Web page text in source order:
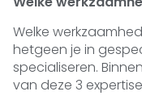
Welke
hetgeen je in
specialiseren.
van deze 3